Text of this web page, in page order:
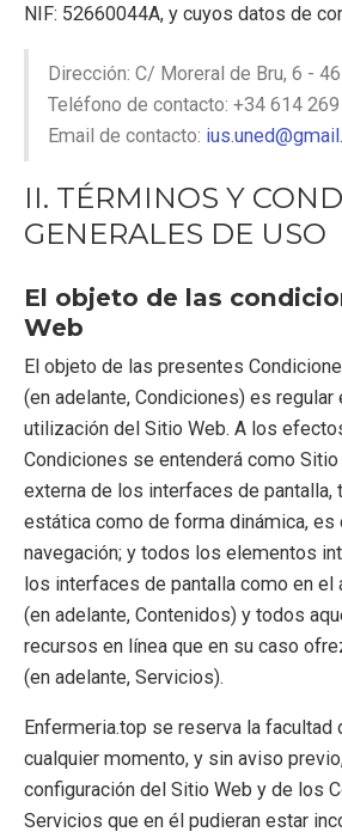
NIF: 52660044A, y cuyos datos de
Dirección: C/ Moreral de Bru, 6 -
Teléfono de contacto: +34 614
Email de contacto:
II. TÉRMINOS Y
GENERALES DE USO
El objeto de las
Web
El objeto de las presentes
(en adelante, Condiciones) es regular
utilización del Sitio Web. A los
Condiciones se entenderá como Sitio
externa de los interfaces de pantalla,
estática como de forma dinámica, es
navegación; y todos los elementos
los interfaces de pantalla como en el
(en adelante, Contenidos) y todos
recursos en línea que en su caso
(en adelante, Servicios).
Enfermeria.top se reserva la facultad
cualquier momento, y sin aviso
configuración del Sitio Web y de los
Servicios que en él pudieran estar